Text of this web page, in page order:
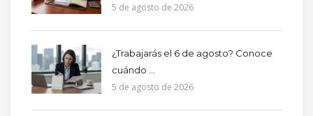
5 de agosto de 2026
¿Trabajarás el 6 de agosto? Conoce
cuándo ...
5 de agosto de 2026